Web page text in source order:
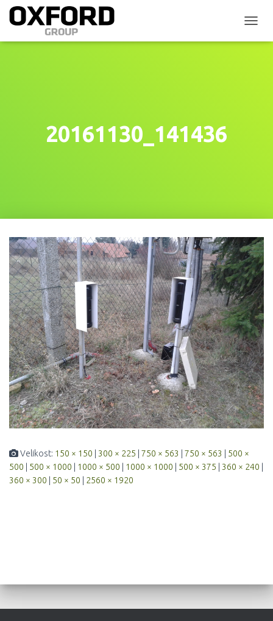
Ř
20161130_141436
Velikost: 150 × 150 | 300 × 225 | 750 × 563 | 750 × 563 | 500 ×
500 | 500 × 1000 | 1000 × 500 | 1000 × 1000 | 500 × 375 | 360 × 240 |
360 × 300 | 50 × 50 | 2560 × 1920